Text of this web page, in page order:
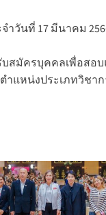
จำวันที่ 17 มีนาคม
บสมัครบุคคลเพื่อสอ
ำแหน่งประเภทวิชาก